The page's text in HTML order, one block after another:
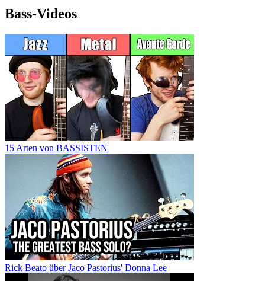
Bass-Videos
15 Arten von BASSISTEN
Rick Beato über Jaco Pastorius' Donna Lee